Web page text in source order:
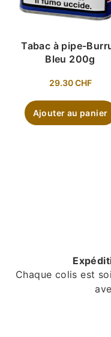
Tabac à pipe-
Bleu 200g
29.30CHF
Ajouter au panier
Chaque colis est